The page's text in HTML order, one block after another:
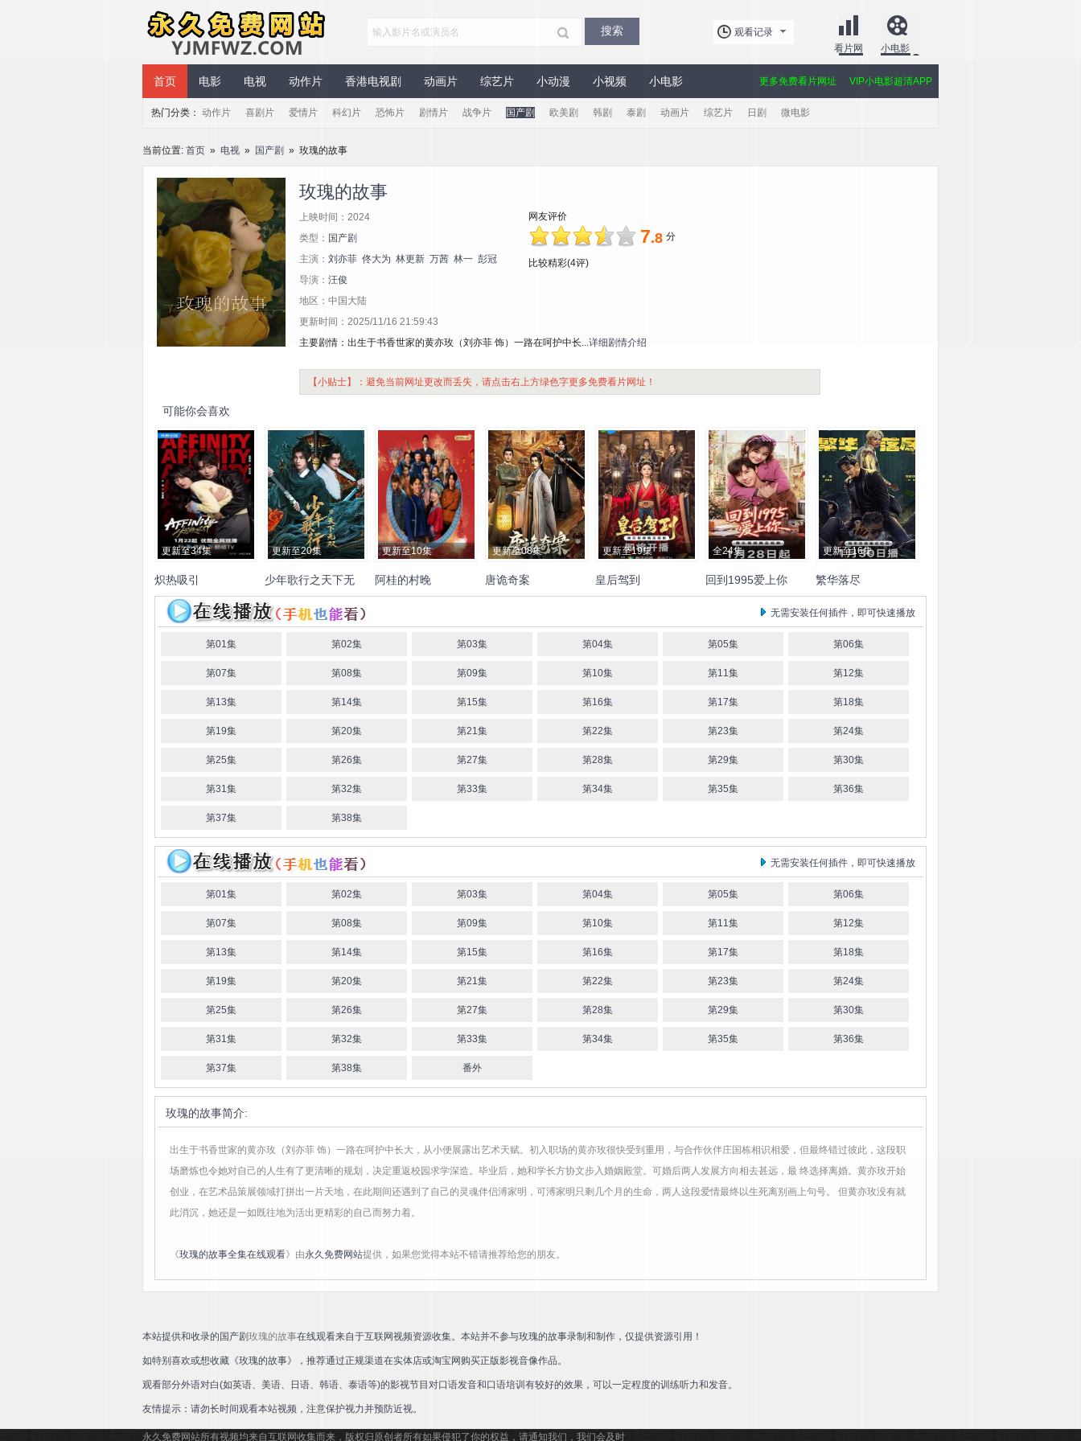
永久免费网站
观看记录
看片网
小电影
首页 电影 电视 动作片 香港电视剧 动画片 综艺片 小动漫 小视频 小电影 VIP小电影超清APP
更多免费看片网址
热门分类： 动作片 喜剧片 爱情片 科幻片 恐怖片 剧情片 战争片 国产剧 欧美剧 韩剧 泰剧 动画片 综艺片 日剧 微电影
当前位置: 首页 » 电视 » 国产剧 » 玫瑰的故事
玫瑰的故事
上映时间：2024
类型： 国产剧
主演： 刘亦菲 佟大为 林更新 万茜 林一 彭冠
导演： 汪俊
地区：中国大陆
更新时间：2025/11/16 21:59:43
主要剧情：出生于书香世家的黄亦玫（刘亦菲 饰）一路在呵护中长...详细剧情介绍
网友评价
7.8 分
比较精彩(4评)
【小贴士】：避免当前网址更改而丢失，请点击右上方绿色字更多免费看片网址！
可能你会喜欢
更新至34集
炽热吸引
崔雨鑫 方瑾
更新至20集
少年歌行之天下无
双
林泽辉 蔡正杰 曾雪瑶 杨
超然 周子杰
更新至10集
阿桂的村晚
克楠 陈梦希
更新至08集
唐诡奇案
张逸杰 管栎 侯呈玥 贺刚
更新至19集
皇后驾到
戴娇倩 牟凤彬 任东霖 胡
星 黑泽
全24集
回到1995爱上你
代高政 陈芳彤 张冠森 聂
孙思凡
更新至16集
繁华落尽
金瀚 李嘉诺 周峻纬 徐洁
儿 林一霆 薛宇槟
无需安装任何插件，即可快速播放
第01集 第02集 第03集 第04集 第05集 第06集
第07集 第08集 第09集 第10集 第11集 第12集
第13集 第14集 第15集 第16集 第17集 第18集
第19集 第20集 第21集 第22集 第23集 第24集
第25集 第26集 第27集 第28集 第29集 第30集
第31集 第32集 第33集 第34集 第35集 第36集
第37集 第38集
无需安装任何插件，即可快速播放
第01集 第02集 第03集 第04集 第05集 第06集
第07集 第08集 第09集 第10集 第11集 第12集
第13集 第14集 第15集 第16集 第17集 第18集
第19集 第20集 第21集 第22集 第23集 第24集
第25集 第26集 第27集 第28集 第29集 第30集
第31集 第32集 第33集 第34集 第35集 第36集
第37集 第38集 番外
玫瑰的故事简介:
出生于书香世家的黄亦玫（刘亦菲 饰）一路在呵护中长大，从小便展露出艺术天赋。初入职场的黄亦玫很快受到重用，与合作伙伴庄国栋相识相爱，但最终错过彼此，这段职
场磨炼也令她对自己的人生有了更清晰的规划，决定重返校园求学深造。毕业后，她和学长方协文步入婚姻殿堂。可婚后两人发展方向相去甚远，最 终选择离婚。黄亦玫开始
创业，在艺术品策展领域打拼出一片天地，在此期间还遇到了自己的灵魂伴侣溥家明，可溥家明只剩几个月的生命，两人这段爱情最终以生死离别画上句号。 但黄亦玫没有就
此消沉，她还是一如既往地为活出更精彩的自己而努力着。
《玫瑰的故事全集在线观看》由永久免费网站提供，如果您觉得本站不错请推荐给您的朋友。
本站提供和收录的国产剧玫瑰的故事在线观看来自于互联网视频资源收集。本站并不参与玫瑰的故事录制和制作，仅提供资源引用！
如特别喜欢或想收藏《玫瑰的故事》，推荐通过正规渠道在实体店或淘宝网购买正版影视音像作品。
观看部分外语对白(如英语、美语、日语、韩语、泰语等)的影视节目对口语发音和口语培训有较好的效果，可以一定程度的训练听力和发音。
友情提示：请勿长时间观看本站视频，注意保护视力并预防近视。
永久免费网站所有视频均来自互联网收集而来，版权归原创者所有如果侵犯了你的权益，请通知我们，我们会及时